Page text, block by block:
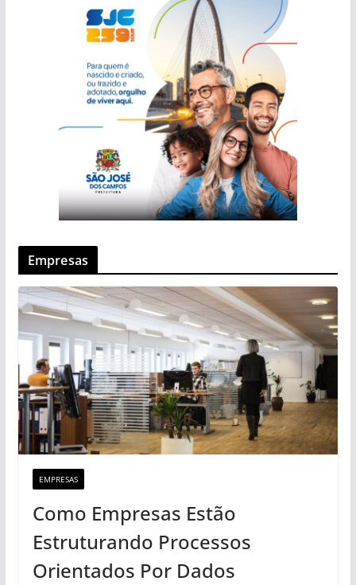
Empresas
EMPRESAS
Como Empresas Estão
Estruturando Processos
Orientados Por Dados